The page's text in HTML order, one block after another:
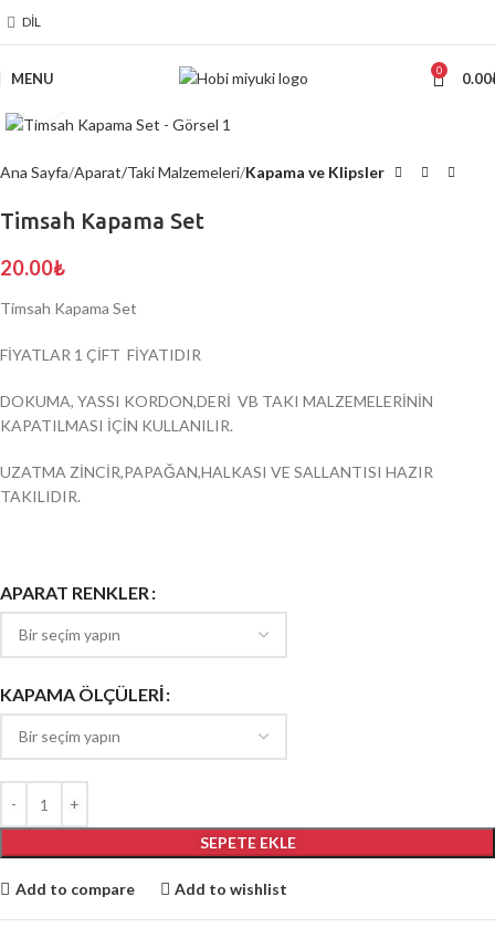
DIL
MENU 0 0.00
Ana Sayfa Aparat/Taki Malzemeleri Kapama ve Klipsler
Timsah Kapama Set
20.00₺
Timsah Kapama Set
FİYATLAR 1 ÇİFT FİYATIDIR
DOKUMA, YASSI KORDON,DERİ VB TAKI MALZEMELERİNİN
KAPATILMASI İÇİN KULLANILIR.
UZATMA ZİNCİR,PAPAĞAN,HALKASI VE SALLANTISI HAZIR
TAKILIDIR.
APARAT RENKLER
KAPAMA ÖLÇÜLERİ
SEPETE EKLE
Add to compare Add to wishlist